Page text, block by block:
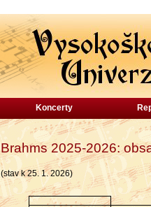
Koncerty
Brahms 2025-2026:
(stav k 25. 1. 2026)